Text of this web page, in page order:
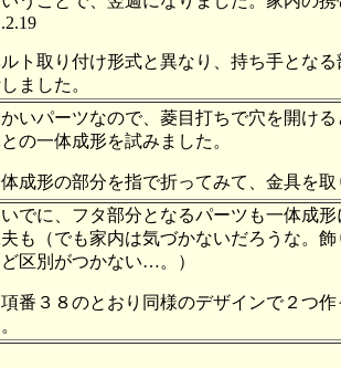
ト取り付け形式と異なり、持ち手とな
ました。
いパーツなので、菱目打ちで穴を開け
の一体成形を試みました。
成形の部分を指で折ってみて、金具を
でに、フタ部分となるパーツも一体成
も（でも家内は気づかないだろうな。
区別がつかない…。）
３８のとおり同様のデザインで２つ作